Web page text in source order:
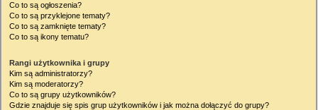
Co to są ogłoszenia?
Co to są przyklejone tematy?
Co to są zamknięte tematy?
Co to są ikony tematu?
Rangi użytkownika i grupy
Kim są administratorzy?
Kim są moderatorzy?
Co to są grupy użytkowników?
Gdzie znajduje się spis grup użytkowników i jak można dołączyć do grupy?